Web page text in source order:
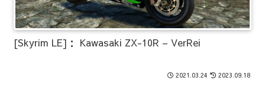
[Skyrim LE]： Kawasaki ZX-10R – VerRei
2021.03.24 2023.09.18